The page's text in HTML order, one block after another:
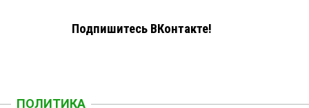
Подпишитесь ВКонтакте!
ПОЛИТИКА